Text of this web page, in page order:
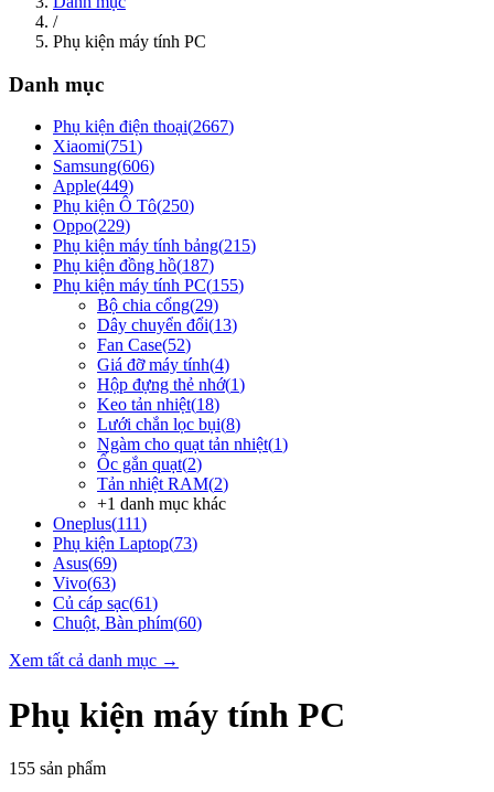
/
Phụ kiện máy tính PC
Danh mục
Phụ kiện điện thoại(2667)
Xiaomi(751)
Samsung(606)
Apple(449)
Phụ kiện Ô Tô(250)
Oppo(229)
Phụ kiện máy tính bảng(215)
Phụ kiện đồng hồ(187)
Phụ kiện máy tính PC(155)
Bộ chia cổng(29)
Dây chuyển đổi(13)
Fan Case(52)
Giá đỡ máy tính(4)
Hộp đựng thẻ nhớ(1)
Keo tản nhiệt(18)
Lưới chắn lọc bụi(8)
Ngàm cho quạt tản nhiệt(1)
Ốc gắn quạt(2)
Tản nhiệt RAM(2)
+1 danh mục khác
Oneplus(111)
Phụ kiện Laptop(73)
Asus(69)
Vivo(63)
Củ cáp sạc(61)
Chuột, Bàn phím(60)
Xem tất cả danh mục →
Phụ kiện máy tính PC
155 sản phẩm